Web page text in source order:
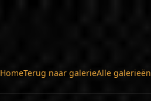
HomeTerug naar galerieAlle galerieën